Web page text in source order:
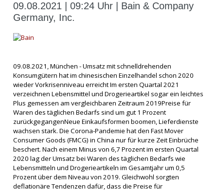
09.08.2021 | 09:24 Uhr | Bain & Company
Germany, Inc.
09.08.2021, München - Umsatz mit schnelldrehenden
Konsumgütern hat im chinesischen Einzelhandel schon 2020
wieder Vorkrisenniveau erreicht Im ersten Quartal 2021
verzeichnen Lebensmittel und Drogerieartikel sogar ein leichtes
Plus gemessen am vergleichbaren Zeitraum 2019Preise für
Waren des täglichen Bedarfs sind um gut 1 Prozent
zurückgegangenNeue Einkaufsformen boomen, Lieferdienste
wachsen stark. Die Corona-Pandemie hat den Fast Mover
Consumer Goods (FMCG) in China nur für kurze Zeit Einbrüche
beschert. Nach einem Minus von 6,7 Prozent im ersten Quartal
2020 lag der Umsatz bei Waren des täglichen Bedarfs wie
Lebensmitteln und Drogerieartikeln im Gesamtjahr um 0,5
Prozent über dem Niveau von 2019. Gleichwohl sorgten
deflationäre Tendenzen dafür, dass die Preise für